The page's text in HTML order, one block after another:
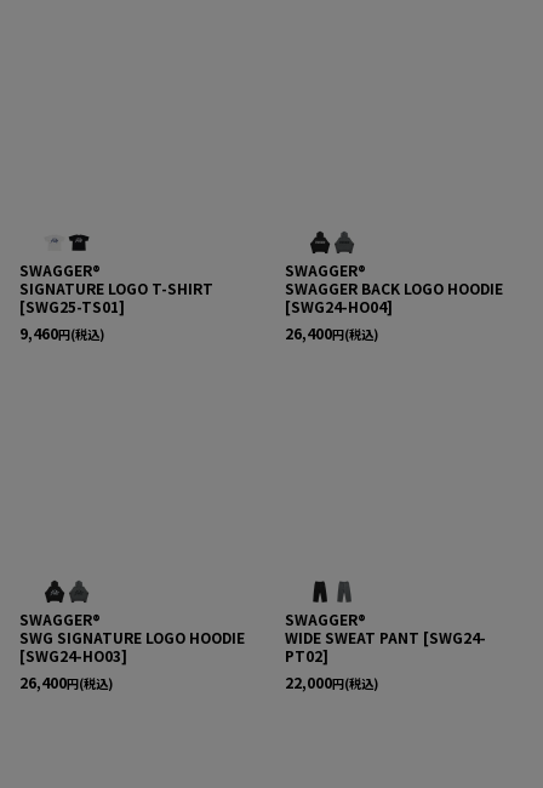
SWAGGER®
SIGNATURE LOGO T-SHIRT
[SWG25-TS01]
9,460円(税込)
SWAGGER®
SWAGGER BACK LOGO HOODIE
[SWG24-HO04]
26,400円(税込)
SWAGGER®
SWG SIGNATURE LOGO HOODIE
[SWG24-HO03]
26,400円(税込)
SWAGGER®
WIDE SWEAT PANT [SWG24-
PT02]
22,000円(税込)